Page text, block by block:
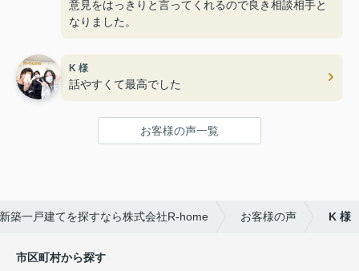
意見をはっきりと言ってくれるので良き相談相手と
なりました。
K 様
話やすくて最高でした
お客様の声一覧
築一戸建てを探すなら株式会社R-home お客様の声 K 様
市区町村から探す